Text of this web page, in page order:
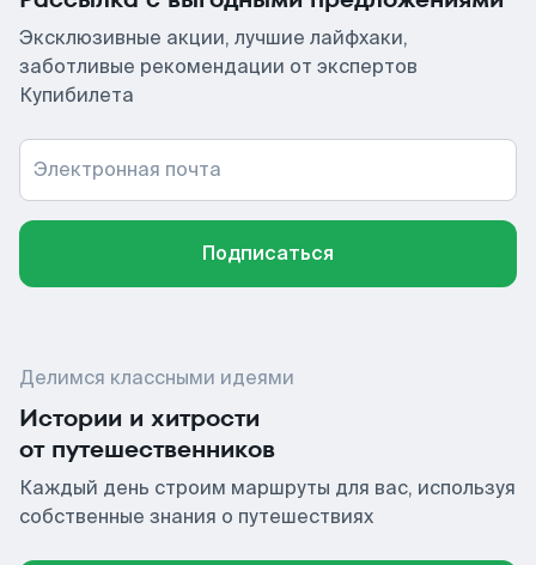
Эксклюзивные акции, лучшие лайфхаки,
заботливые рекомендации от экспертов
Купибилета
Электронная почта
Подписаться
Делимся классными идеями
Истории и хитрости
от путешественников
Каждый день строим маршруты для вас, используя
собственные знания о путешествиях